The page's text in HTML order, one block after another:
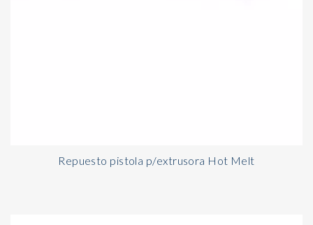
Repuesto pistola p/extrusora Hot Melt